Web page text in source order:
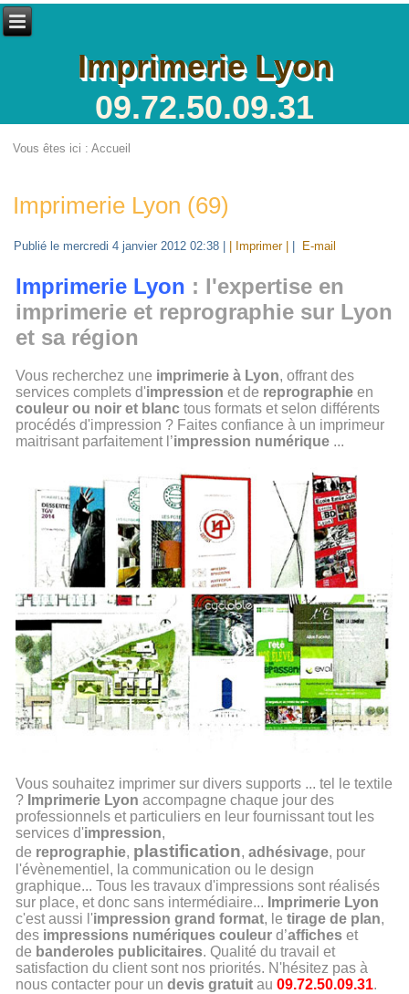
Imprimerie Lyon
09.72.50.09.31
Vous êtes ici :Accueil
Imprimerie Lyon (69)
Publié le mercredi 4 janvier 2012 02:38 | Imprimer | E-mail
Imprimerie Lyon : l'expertise en
imprimerie et reprographie sur Lyon
et sa région
Vous recherchez une imprimerie à Lyon, offrant des
services complets d'impression et de reprographie en
couleur ou noir et blanc tous formats et selon différents
procédés d'impression ? Faites confiance à un imprimeur
maitrisant parfaitement l’impression numérique ...
Vous souhaitez imprimer sur divers supports ... tel le textile
? Imprimerie Lyonaccompagne chaque jour des
professionnels et particuliers en leur fournissant tout les
services d'impression,
de reprographie, plastification,adhésivage, pour
l'évènementiel, la communication ou le design
graphique... Tous les travaux d'impressions sont réalisés
sur place, et donc sans intermédiaire... Imprimerie Lyon
c'est aussi l'impression grand format, letirage de plan,
des impressions numériques couleurd’afficheset
de banderoles publicitaires. Qualité du travail et
satisfaction du client sont nos priorités. N'hésitez pas à
nous contacter pour undevis gratuitau09.72.50.09.31.